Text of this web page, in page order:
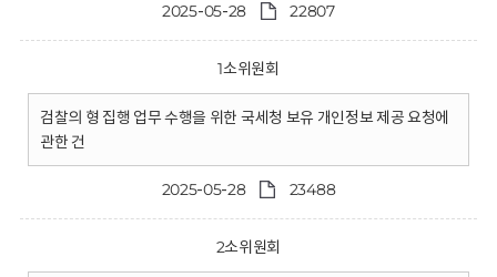
2025-05-28 22807
1소위원회
검찰의 형 집행 업무 수행을 위한 국세청 보유 개인정보 제공 요청에
관한 건
2025-05-28 23488
2소위원회